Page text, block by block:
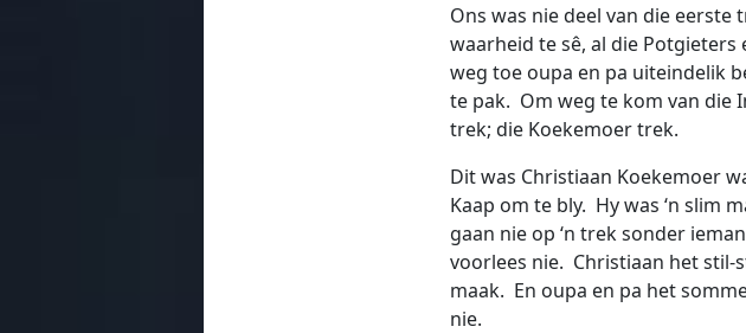
Ons was nie deel van die
waarheid te sê, al die Potgieters
weg toe oupa en pa uiteindelik
te pak. Om weg te kom van die
trek; die Koekemoer trek.
Dit was Christiaan Koekemoer
Kaap om te bly. Hy was ‘n slim
gaan nie op ‘n trek sonder
voorlees nie. Christiaan het stil-
maak. En oupa en pa het
nie.